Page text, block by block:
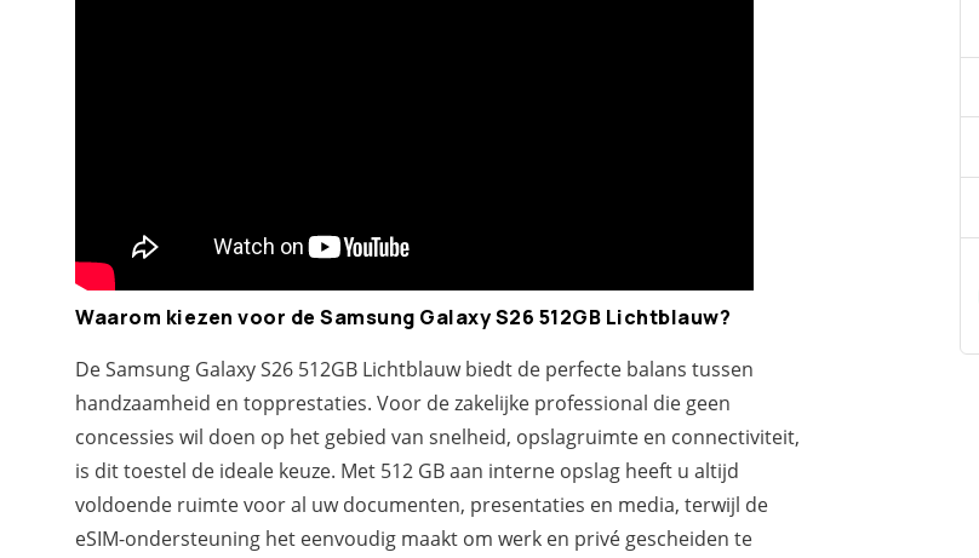
Waarom kiezen voor de Samsung Galaxy S26 512GB Lichtblauw?
De Samsung Galaxy S26 512GB Lichtblauw biedt de perfecte balans tussen
handzaamheid en topprestaties. Voor de zakelijke professional die geen
concessies wil doen op het gebied van snelheid, opslagruimte en connectiviteit,
is dit toestel de ideale keuze. Met 512 GB aan interne opslag heeft u altijd
voldoende ruimte voor al uw documenten, presentaties en media, terwijl de
eSIM-ondersteuning het eenvoudig maakt om werk en privé gescheiden te